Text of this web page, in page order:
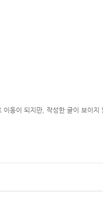
동이 되지만, 작성한 글이 보이지